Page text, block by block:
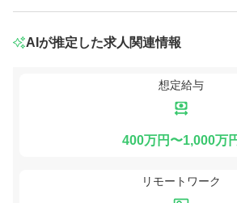
AIが推定した求人関連情報
想定給与
400万円〜1,000万
リモートワーク